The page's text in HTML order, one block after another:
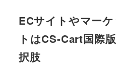
ECサイトやマー
トはCS-Cart国際
択肢